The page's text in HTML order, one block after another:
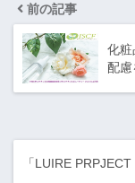
前の記事
化粧
配慮
「LUIRE